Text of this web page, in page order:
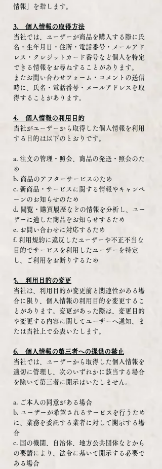
情報」を指します。
3. 個人情報の取得方法
当社では、ユーザーが商品を購入する際に氏
名・生年月日・住所・電話番号・メールアド
レス・クレジットカード番号など個人を特定
できる情報をお尋ねすることがあります。
またお問い合わせフォーム・コメントの送信
時に、氏名・電話番号・メールアドレスを取
得することがあります。
4. 個人情報の利用目的
当社がユーザーから取得した個人情報を利用
する目的は以下のとおりです。
a. 注文の管理・照会、商品の発送・照会のた
め
b. 商品のアフターサービスのため
c. 新商品・サービスに関する情報やキャンペ
ーンのお知らせのため
d. 閲覧・購買履歴などの情報を分析し、ユー
ザーに適した商品をお知らせするため
e. お問い合わせに対応するため
f. 利用規約に違反したユーザーや不正不当な
目的でサービスを利用したユーザーを特定
し、ご利用をお断りするため
5. 利用目的の変更
当社は、利用目的が変更前と関連性がある場
合に限り、個人情報の利用目的を変更するこ
とがあります。変更があった際は、変更目的
や変更する内容に関してユーザーへ通知、ま
たは当社上で公表いたします。
6. 個人情報の第三者への提供の禁止
当社では、ユーザーから取得した個人情報を
適切に管理し、次のいずれかに該当する場合
を除いて第三者に開示はいたしません。
a. ご本人の同意がある場合
b. ユーザーが希望されるサービスを行うため
に、業務を委託する業者に対して開示する場
合
c. 国の機関、自治体、地方公共団体などから
の要請により、法令に基いて開示する必要で
ある場合